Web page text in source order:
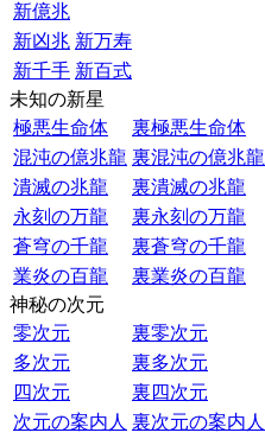
新億兆
新凶兆 新万寿
新千手 新百式
未知の新星
極悪生命体
裏極悪生命体
混沌の億兆龍 裏混沌の億兆龍
潰滅の兆龍
裏潰滅の兆龍
永刻の万龍
裏永刻の万龍
蒼穹の千龍
裏蒼穹の千龍
業炎の百龍
裏業炎の百龍
神秘の次元
零次元
裏零次元
多次元
裏多次元
四次元
裏四次元
次元の案内人 裏次元の案内人